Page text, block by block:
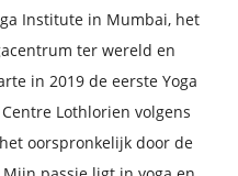
Institute in Mumbai, het
ter wereld en
in 2019 de eerste Yoga
Lothlorien volgens
oorspronkelijk door de